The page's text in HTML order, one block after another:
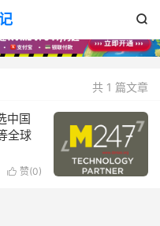

共 1 篇文章
中国
全球
 赞(0)